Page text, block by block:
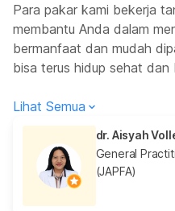
Para pakar kami bekerja
membantu Anda dalam
bermanfaat dan mudah
bisa terus hidup sehat dan
Lihat Semua
dr. Aisyah
General
(JAPFA)